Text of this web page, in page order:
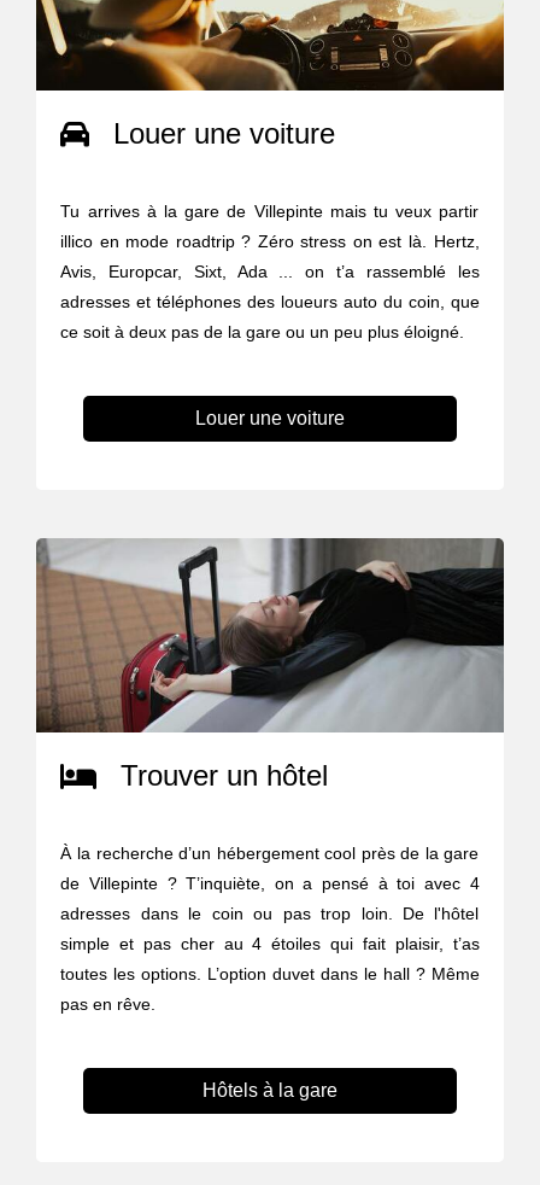
Louer une voiture
Tu arrives à la gare de Villepinte mais tu veux partir
illico en mode roadtrip ? Zéro stress on est là. Hertz,
Avis, Europcar, Sixt, Ada ... on t’a rassemblé les
adresses et téléphones des loueurs auto du coin, que
ce soit à deux pas de la gare ou un peu plus éloigné.
Louer une voiture
Trouver un hôtel
À la recherche d’un hébergement cool près de la gare
de Villepinte ? T’inquiète, on a pensé à toi avec 4
adresses dans le coin ou pas trop loin. De l'hôtel
simple et pas cher au 4 étoiles qui fait plaisir, t’as
toutes les options. L’option duvet dans le hall ? Même
pas en rêve.
Hôtels à la gare